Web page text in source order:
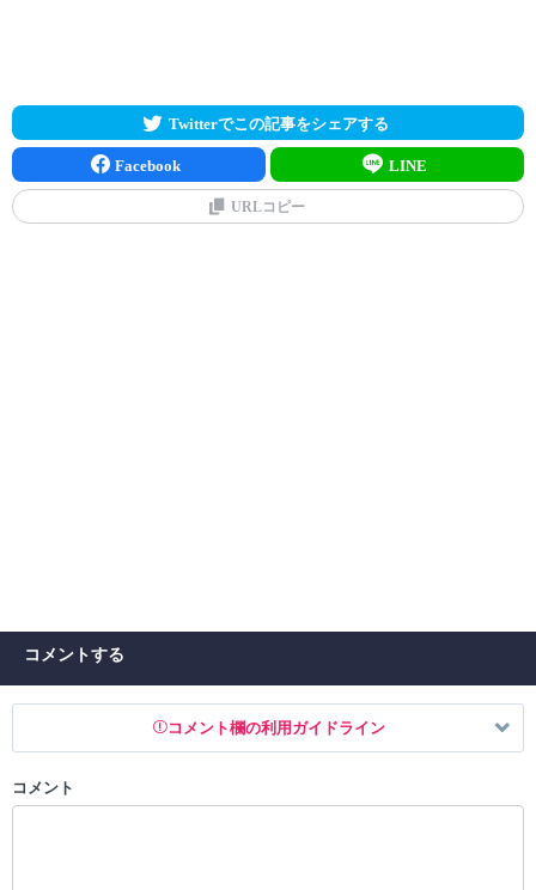
Twitterでこの記事をシェアする
Facebook LINE
URLコピー
コメントする
コメント欄の利用ガイドライン
以下の書き込みを禁止とし、場合によってはコメント削除や書き込み制
コメント